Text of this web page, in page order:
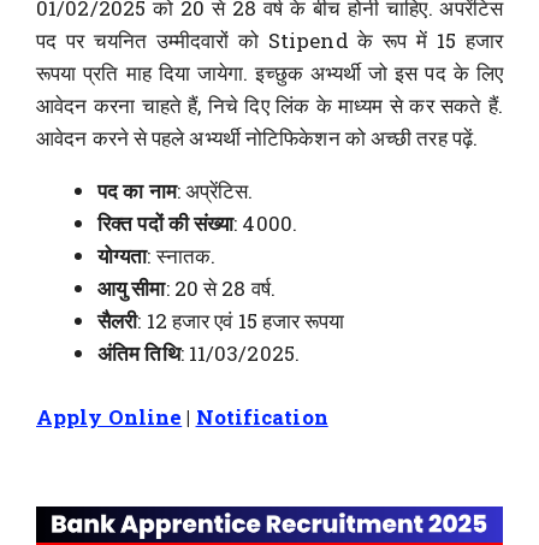
01/02/2025 को 20 से 28 वर्ष के बीच होनी चाहिए. अपरेंटिस
पद पर चयनित उम्मीदवारों को Stipend के रूप में 15 हजार
रूपया प्रति माह दिया जायेगा. इच्छुक अभ्यर्थी जो इस पद के लिए
आवेदन करना चाहते हैं, निचे दिए लिंक के माध्यम से कर सकते हैं.
आवेदन करने से पहले अभ्यर्थी नोटिफिकेशन को अच्छी तरह पढ़ें.
पद का नाम: अप्रेंटिस.
रिक्त पदों की संख्या: 4000.
योग्यता: स्नातक.
आयु सीमा: 20 से 28 वर्ष.
सैलरी: 12 हजार एवं 15 हजार रूपया
अंतिम तिथि: 11/03/2025.
Apply Online | Notification